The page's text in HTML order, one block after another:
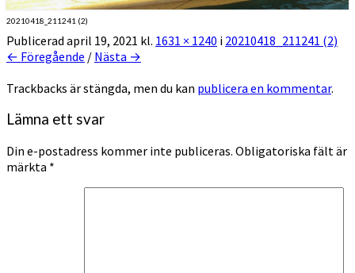
20210418_211241 (2)
Publicerad april 19, 2021 kl. 1631 × 1240 i 20210418_211241 (2)
← Föregående / Nästa →
Trackbacks är stängda, men du kan publicera en kommentar.
Lämna ett svar
Din e-postadress kommer inte publiceras. Obligatoriska fält är
märkta *